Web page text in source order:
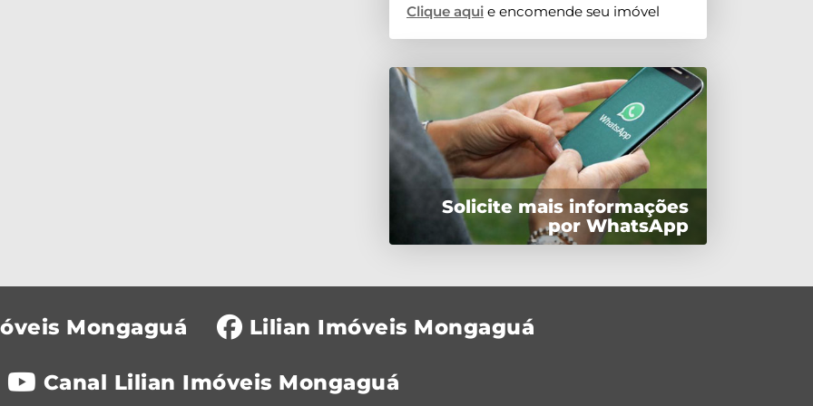
Clique aqui e encomende seu imóvel
Solicite mais informações
por WhatsApp
Mongaguá Lilian Imóveis Mongaguá
Canal Lilian Imóveis Mongaguá